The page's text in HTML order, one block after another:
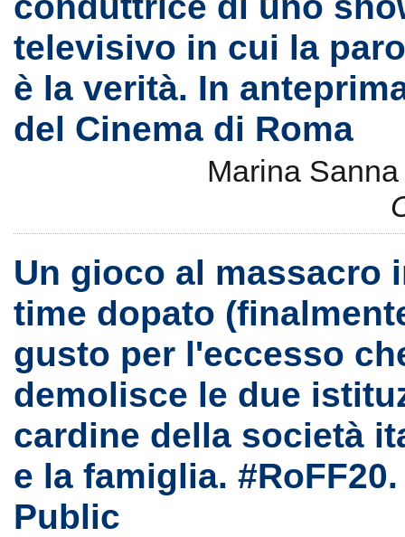
televisivo in cui la
è la verità. In
del Cinema di Roma
Marina
Un gioco al massacro
time dopato
gusto per l'eccesso
demolisce le due
cardine della società
e la famiglia.
Public